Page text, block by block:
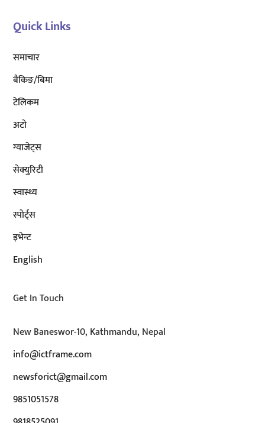
Quick Links
समाचार
बैंकिङ/बिमा
टेलिकम
अटाे
ग्याजेट्स
सेक्युरिटी
स्वास्थ्य
स्पोर्ट्स
इभेन्ट
English
Get In Touch
New Baneswor-10, Kathmandu, Nepal
info@ictframe.com
newsforict@gmail.com
9851051578